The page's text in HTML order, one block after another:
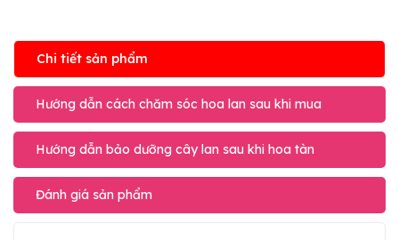
Chi tiết sản phẩm
Hướng dẫn cách chăm sóc hoa lan sau khi mua
Hướng dẫn bảo dưỡng cây lan sau khi hoa tàn
Đánh giá sản phẩm